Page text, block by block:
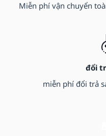
Miễn phí vận chuyển
đổi
miễn phí đổi trả